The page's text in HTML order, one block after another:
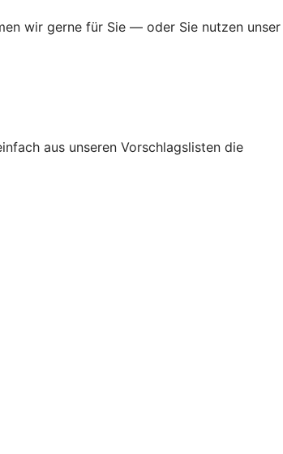
wir gerne für Sie — oder Sie nutzen unser
aus unseren Vorschlagslisten die